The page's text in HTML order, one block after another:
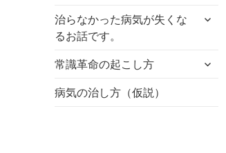
治らなかった病気が失くな
るお話です。
サ
ニ
常識革命の起こし方
サ
病気の治し方（仮説）